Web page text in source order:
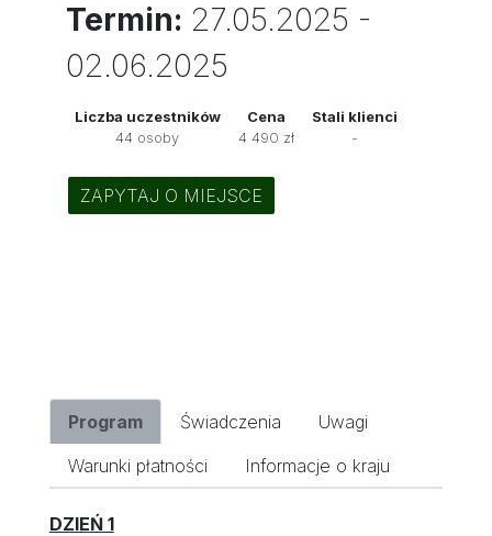
Termin: 27.05.2025 -
02.06.2025
Liczba uczestników Cena
Stali klienci
44 osoby
4 490 zł -
ZAPYTAJ O MIEJSCE
Program Świadczenia
Uwagi
Warunki płatności
Informacje o kraju
DZIEŃ 1